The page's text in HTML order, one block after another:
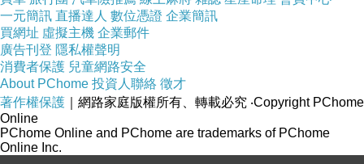
因為飲料：
配方固定
誤差容忍低
容易量化
AI飲料店已經開始出現：
自動封膜
一元簡訊 直播達人 數位憑證 企業簡訊
買網址 虛擬主機 企業郵件
廣告刊登 隱私權聲明
消費者保護 兒童網路安全
About PChome 投資人聯絡 徵才
著作權保護 ｜網路家庭版權所有、轉載必究 ‧Copyright PChome
Online
PChome Online and PChome are trademarks of PChome
Online Inc.